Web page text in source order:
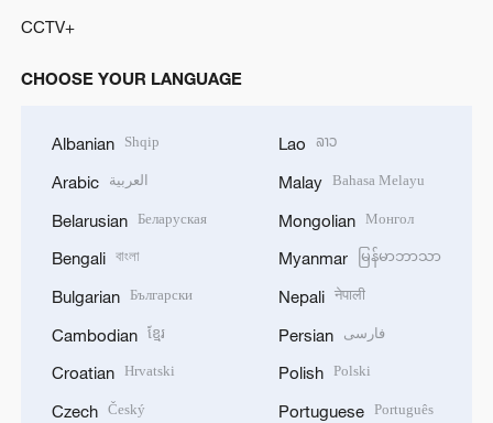
CCTV+
CHOOSE YOUR LANGUAGE
Albanian Shqip
Arabic العربية
Belarusian Беларуская
Bengali বাংলা
Bulgarian Български
Cambodian ខ្មែរ
Croatian Hrvatski
Czech Český
Lao ລາວ
Malay Bahasa Melayu
Mongolian Монгол
Myanmar မြန်မာဘာသာ
Nepali नेपाली
Persian فارسی
Polish Polski
Portuguese Português